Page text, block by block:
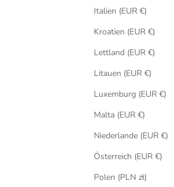
Italien (EUR €)
Kroatien (EUR €)
Lettland (EUR €)
Litauen (EUR €)
Luxemburg (EUR €)
Malta (EUR €)
Niederlande (EUR €)
Österreich (EUR €)
Polen (PLN zł)